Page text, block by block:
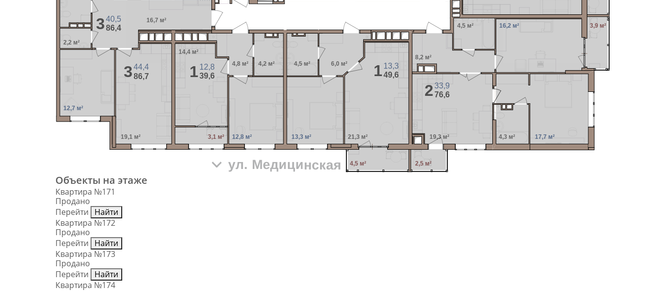
12,7 м²
19,1 м²
2,2 м²
16,7 м²
3,1 м² 12,8 м²
4,2 м²
4,8 м²
13,3 м² 21,3 м²
4,5 м² 6,0 м²
8,2 м²
19,3 м² 4,3 м² 17,7 м²
16,2 м²
4,5 м² 3,9 м²
14,4 м²
4,5 м² 2,5 м²
233,9
76,6
1 13,3
49,6
1 12,8
39,6
344,4
86,7
340,5
86,4
ул. Медицинская
Объекты на этаже
Квартира №171
Продано
Перейти
Найти
Квартира №172
Продано
Перейти
Найти
Квартира №173
Продано
Перейти
Найти
Квартира №174